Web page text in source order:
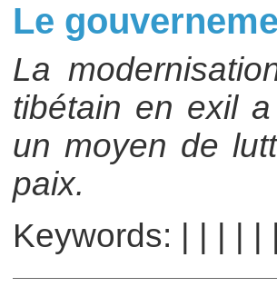
Le
La
tibétain en exil
un moyen de
paix.
Keywords: